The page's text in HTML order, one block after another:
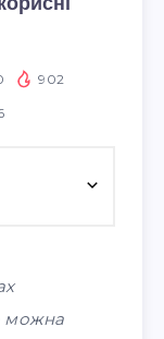
902
можна